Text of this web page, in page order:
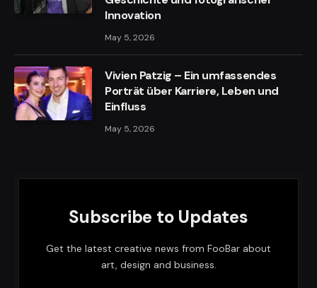
Innovation
May 5, 2026
Vivien Patzig – Ein umfassendes
Porträt über Karriere, Leben und
Einfluss
May 5, 2026
Subscribe to Updates
Get the latest creative news from FooBar about
art, design and business.